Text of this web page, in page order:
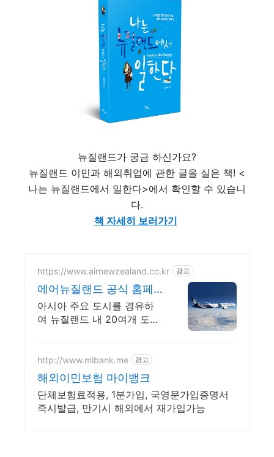
뉴질랜드가 궁금 하신가요?
뉴질랜드 이민과 해외취업에 관한 글을 실은 책! <
나는 뉴질랜드에서 일한다>에서 확인할 수 있습니
다.
책 자세히 보러가기
https://www.airnewzealand.co.kr 광고
에어뉴질랜드 공식 홈페
이지 항공권 예약 및 여행
정보
아시아 주요 도시를 경유하
여 뉴질랜드 내 20여개 도시
http://www.mibank.me 광고
해외이민보험 마이뱅크
단체보험료적용, 1분가입, 국영문가입증명서
즉시발급, 만기시 해외에서 재가입가능